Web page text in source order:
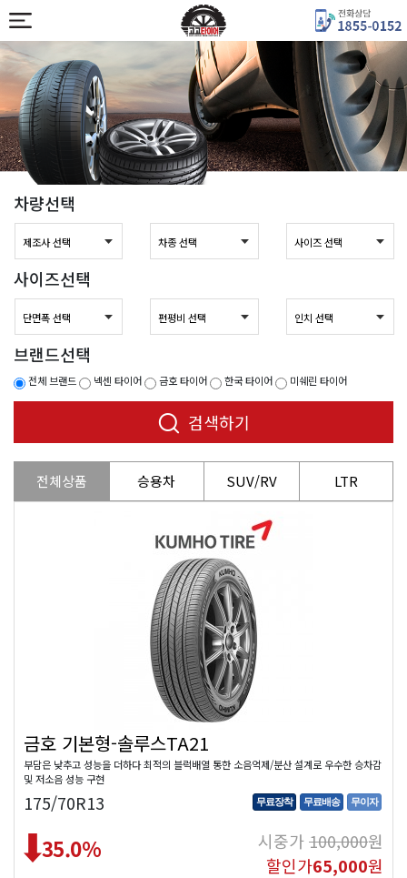
차량선택
사이즈선택
브랜드선택
전체 브랜드 넥센 타이어 금호 타이어 한국 타이어 미쉐린 타이어
검색하기
전체상품 승용차 SUV/RV LTR
금호 기본형-솔루스TA21
부담은 낮추고 성능을 더하다 최적의 블럭배열 통한 소음억제/분산 설계로 우수한 승차감
및 저소음 성능 구현
175/70R13 무료장착 무료배송 무이자
35.0% 시중가100,000원
할인가65,000원